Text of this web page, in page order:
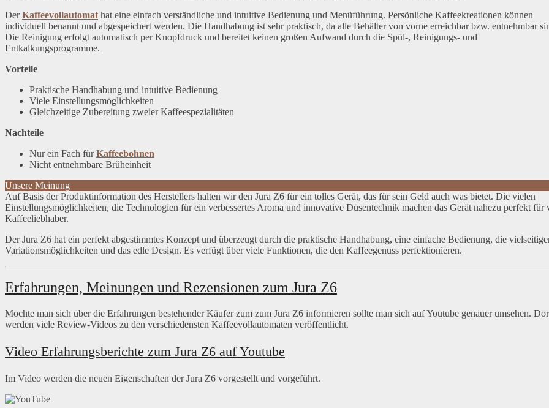
DerKaffeevollautomat hat eine einfach verständliche und intuitive Bedienung und Menüführung. Persönliche Kaffeekreationen können
individuell benannt und abgespeichert werden. Die Handhabung ist sehr praktisch, da alle Behälter von vorne erreichbar bzw. entnehmbar
Die Reinigung erfolgt automatisch per Knopfdruck und bereitet keinen großen Aufwand durch die Spül-, Reinigungs- und
Entkalkungsprogramme.
Vorteile
Praktische Handhabung und intuitive Bedienung
Viele Einstellungsmöglichkeiten
Gleichzeitige Zubereitung zweier Kaffeespezialitäten
Nachteile
Nur ein Fach fürKaffeebohnen
Nicht entnehmbare Brüheinheit
Unsere Meinung
Auf Basis der Produktinformation des Herstellers halten wir den Jura Z6 für ein tolles Gerät, das für sein Geld auch was bietet. Die vielen
Einstellungsmöglichkeiten, die Technologien für ein verbessertes Aroma und innovative Düsentechnik machen das Gerät nahezu perfekt für
Kaffeeliebhaber.
Der Jura Z6 hat ein perfekt abgestimmtes Konzept und überzeugt durch die praktische Handhabung, eine einfache Bedienung, die
Variationsmöglichkeiten und das edle Design. Es verfügt über viele Funktionen, die den Kaffeegenuss perfektionieren.
Erfahrungen, Meinungen und Rezensionen zum Jura Z6
Möchte man sich über die Erfahrungen bestehender Käufer zum zum Jura Z6 informieren sollte man sich auf Youtube genauer umsehen.
werden viele Review-Videos zu den verschiedensten Kaffeevollautomaten veröffentlicht.
Video Erfahrungsberichte zum Jura Z6 auf Youtube
Im Video werden die neuen Eigenschaften der Jura Z6 vorgestellt und vorgeführt.